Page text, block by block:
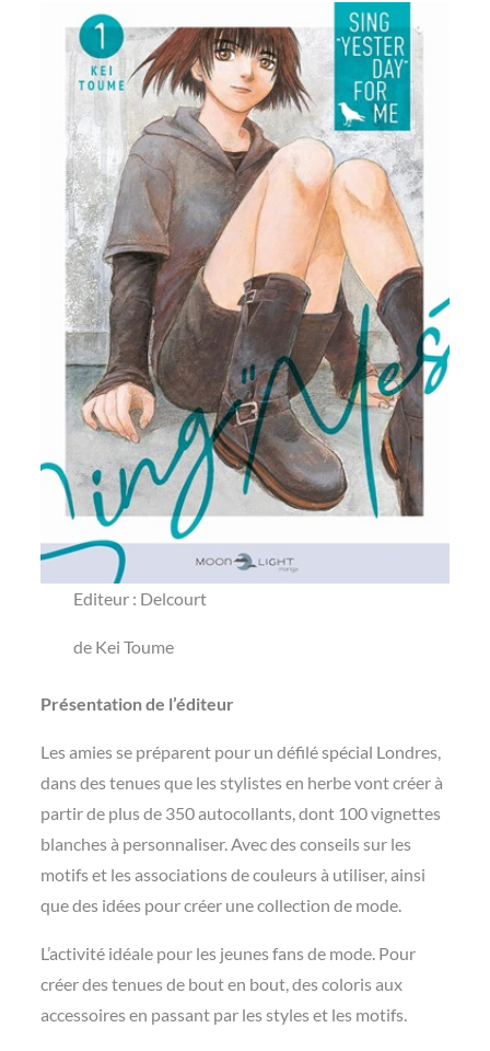
Editeur : Delcourt
de Kei Toume
Présentation de l’éditeur
Les amies se préparent pour un défilé spécial Londres,
dans des tenues que les stylistes en herbe vont créer à
partir de plus de 350 autocollants, dont 100 vignettes
blanches à personnaliser. Avec des conseils sur les
motifs et les associations de couleurs à utiliser, ainsi
que des idées pour créer une collection de mode.
L’activité idéale pour les jeunes fans de mode. Pour
créer des tenues de bout en bout, des coloris aux
accessoires en passant par les styles et les motifs.